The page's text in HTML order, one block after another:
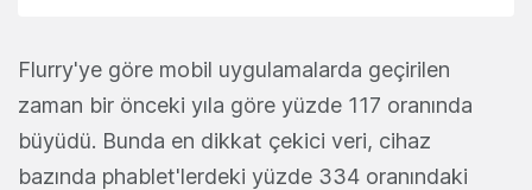
Flurry'ye göre mobil uygulamalarda geçirilen
zaman bir önceki yıla göre yüzde 117 oranında
büyüdü. Bunda en dikkat çekici veri, cihaz
bazında phablet'lerdeki yüzde 334 oranındaki